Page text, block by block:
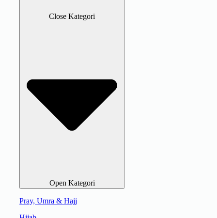
Close Kategori
Open Kategori
Pray, Umra & Hajj